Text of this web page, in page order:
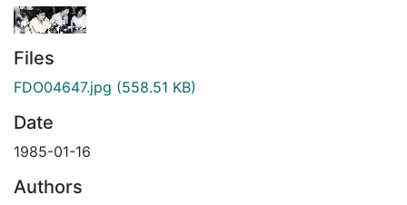
Files
FDO04647.jpg (558.51 KB)
Date
1985-01-16
Authors